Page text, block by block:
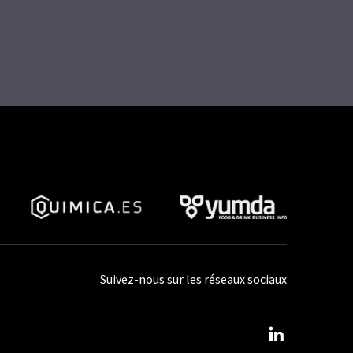
Suivez-nous sur les réseaux sociaux